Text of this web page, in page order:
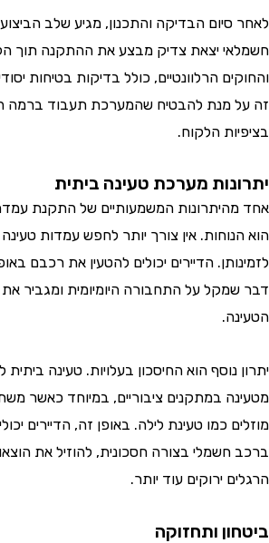
הבדיקה והתכנון, מגיע שלב הביצוע.
יצאת צדיק מבצע את ההתקנה תוך
הרלוונטיים, כולל בדיקות בטיחות יסודיות
מנת להבטיח שהמערכת תעבוד ברמה
הלקוח.
מערכת טעינה ביתית
המשמעותיים של התקנת עמדת
אין צורך יותר לחפש עמדות טעינה
הדיירים יכולים להטעין את רכבם באופן
על התחבורה היומיומית ומגביר את
נוסף הוא החיסכון בעלויות. טעינה ביתית לרוב
במתקנים ציבוריים, במיוחד כאשר
כמו טעינת לילה. באופן זה, הדיירים יכולים
בצורה חסכונית, להוזיל את הוצאות
ירוקים עוד יותר.
ותחזוקה